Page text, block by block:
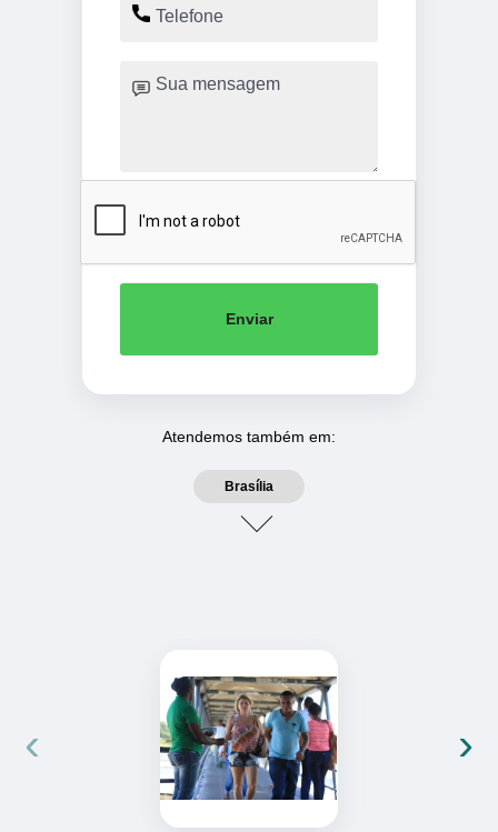
Enviar
Atendemos também em:
Brasília
‹ ›